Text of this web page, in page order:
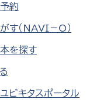
約
す（NAVI－O）
を探す
ビキタスポータル